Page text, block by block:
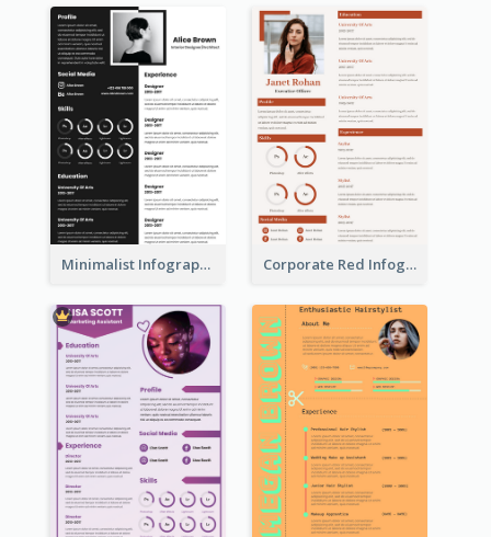
Minimalist Infographic Resume Corporate Red Infographic Resume